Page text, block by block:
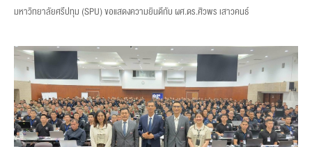
มหาวิทยาลัยศรีปทุม (SPU) ขอแสดงความยินดีกับ ผศ.ดร.ศิวพร เสาวคนธ์